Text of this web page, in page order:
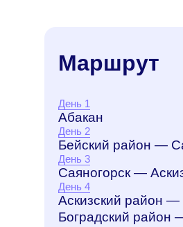
День 1
Абакан
День 2
Бейский район —
День 3
Саяногорск —
День 4
Аскизский район —
Боградский район
Маршрут